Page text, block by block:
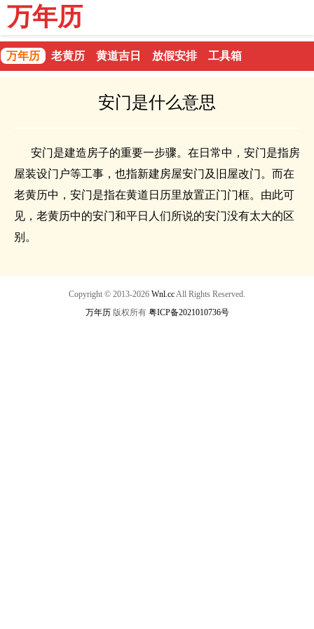
万年历
万年历 老黄历 黄道吉日 放假安排 工具箱
安门是什么意思
安门是建造房子的重要一步骤。在日常中，安门是指房
屋装设门户等工事，也指新建房屋安门及旧屋改门。而在
老黄历中，安门是指在黄道日历里放置正门门框。由此可
见，老黄历中的安门和平日人们所说的安门没有太大的区
别。
Copyright © 2013-2026 Wnl.ccAll Rights Reserved.
万年历版权所有 粤ICP备2021010736号